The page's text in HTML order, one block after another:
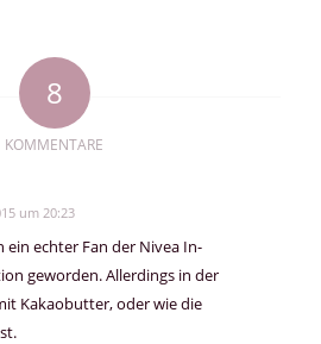
8
KOMMENTARE
um 20:23
ein echter Fan der Nivea In-
geworden. Allerdings in der
Kakaobutter, oder wie die